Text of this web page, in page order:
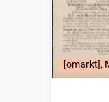
[omärkt],